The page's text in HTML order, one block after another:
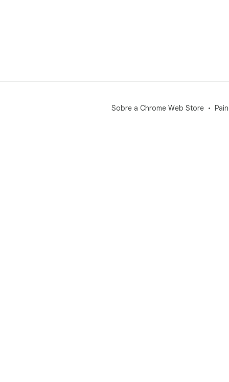
Sobre a Chrome Web Store